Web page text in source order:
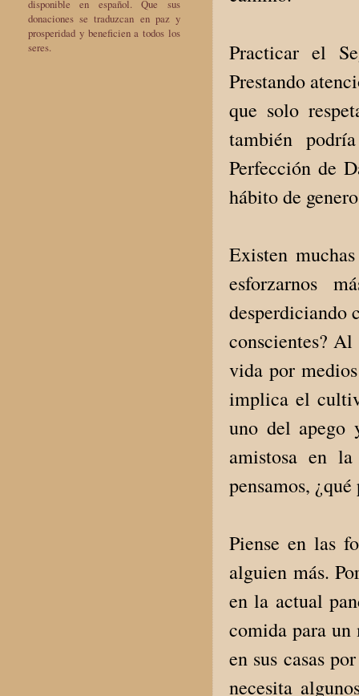
Practicar el
Prestando
que solo
también
Perfección de
hábito de
Existen
esforzarnos
desperdiciando
conscientes?
vida por
implica el
uno del apego
amistosa en
pensamos,
Piense en las
alguien más.
en la actual
comida para un
en sus casas
necesita
disponible en español. Que sus
donaciones se traduzcan en paz y
prosperidad y beneficien a todos los
seres.